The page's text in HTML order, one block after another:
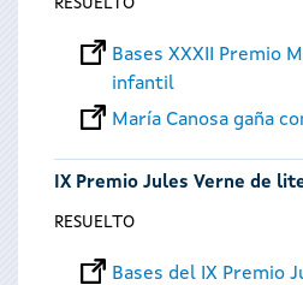
RESUELTO
Bases XXXII Premio
infantil
María Canosa gaña
IX Premio Jules Verne de
RESUELTO
Bases del IX Premio